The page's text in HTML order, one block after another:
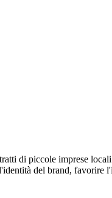
di piccole imprese
del brand, favorire